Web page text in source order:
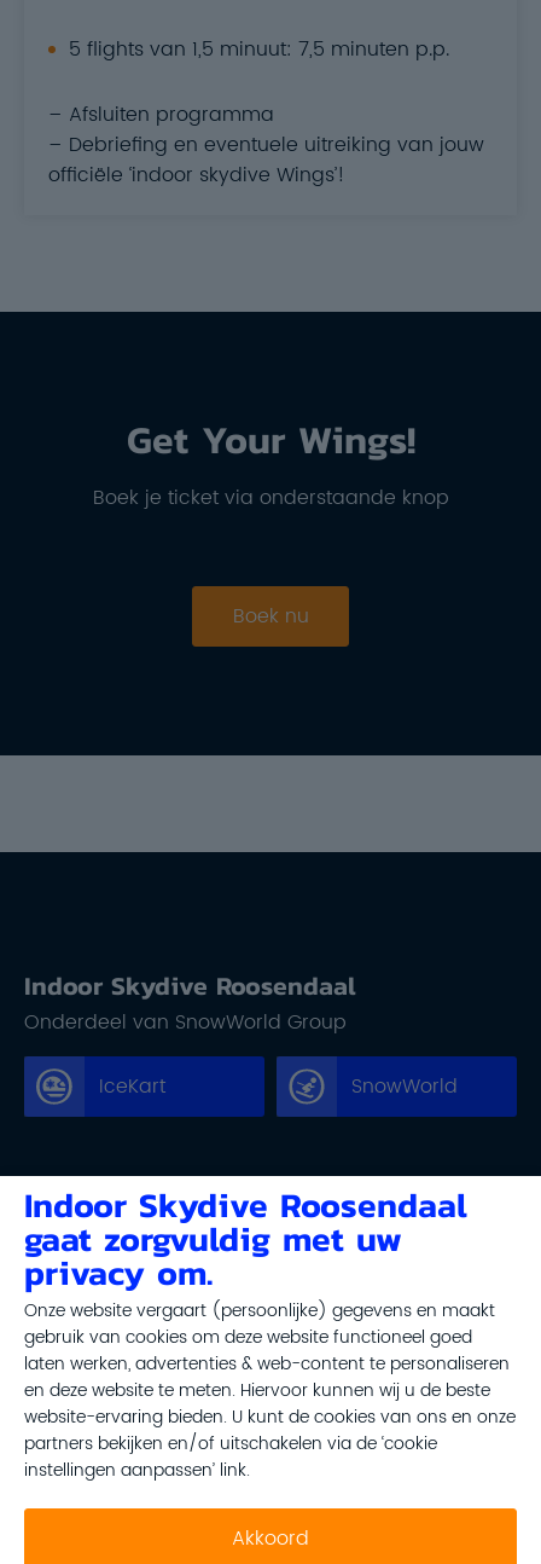
5 flights van 1,5 minuut: 7,5 minuten p.p.
– Afsluiten programma
– Debriefing en eventuele uitreiking van jouw
officiële ‘indoor skydive Wings’!
Get Your Wings!
Boek je ticket via onderstaande knop
Boek nu
Indoor Skydive Roosendaal
Onderdeel van SnowWorld Group
IceKart SnowWorld
Informatie
Partnerships
Pers & media
Blog
Social
Contact
Indoor Skydive Roosendaal
gaat zorgvuldig met uw
privacy om.
Onze website vergaart (persoonlijke) gegevens en maakt
gebruik van cookies om deze website functioneel goed
laten werken, advertenties & web-content te personaliseren
en deze website te meten. Hiervoor kunnen wij u de beste
website-ervaring bieden. U kunt de cookies van ons en onze
partners bekijken en/of uitschakelen via de ‘cookie
instellingen aanpassen’ link.
Akkoord